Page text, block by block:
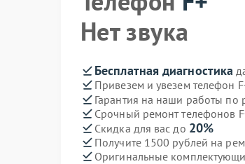
Нет звука
Бесплатная диагностика
Привезем и увезем телефон
Гарантия на наши работы по
Срочный ремонт телефонов
Скидка для вас до 20%
Получите 1500 рублей на
Оригинальные